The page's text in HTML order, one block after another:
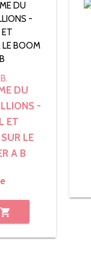
DU
-
ET
LE
A B
shopping_cart